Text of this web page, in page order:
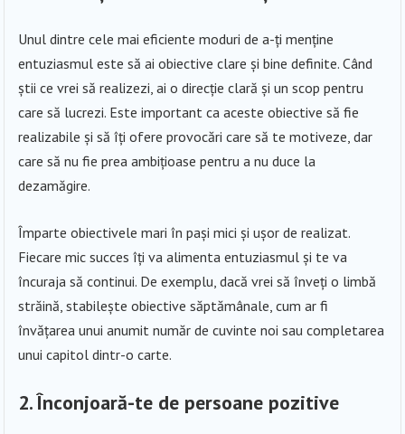
Unul dintre cele mai eficiente moduri de a-ți menține
entuziasmul este să ai obiective clare și bine definite. Când
știi ce vrei să realizezi, ai o direcție clară și un scop pentru
care să lucrezi. Este important ca aceste obiective să fie
realizabile și să îți ofere provocări care să te motiveze, dar
care să nu fie prea ambițioase pentru a nu duce la
dezamăgire.
Împarte obiectivele mari în pași mici și ușor de realizat.
Fiecare mic succes îți va alimenta entuziasmul și te va
încuraja să continui. De exemplu, dacă vrei să înveți o limbă
străină, stabilește obiective săptămânale, cum ar fi
învățarea unui anumit număr de cuvinte noi sau completarea
unui capitol dintr-o carte.
2. Înconjoară-te de persoane pozitive